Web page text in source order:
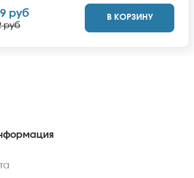
(8 шт.), Ролл Анапский (8 шт.), Ролл
(8 шт.), Ролл Бирменский темпура
(8 шт.) *Не забудьте заказать
руб
руб
В КОРЗИНУ